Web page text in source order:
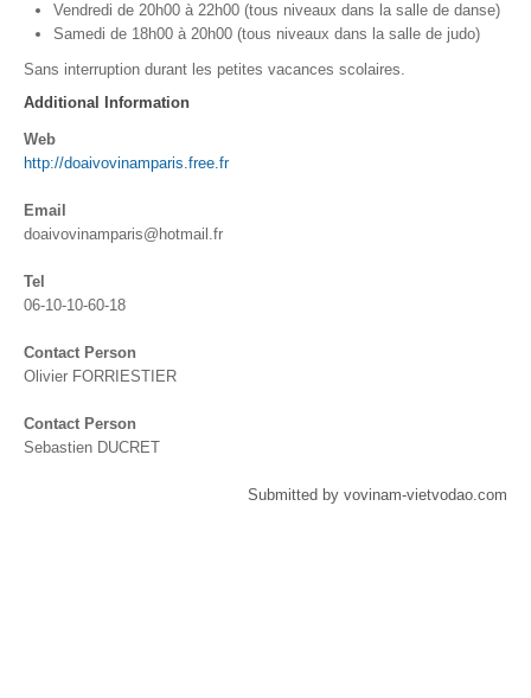
Vendredi de 20h00 à 22h00 (tous niveaux dans la salle de danse)
Samedi de 18h00 à 20h00 (tous niveaux dans la salle de judo)
Sans interruption durant les petites vacances scolaires.
Additional Information
Web
http://doaivovinamparis.free.fr
Email
doaivovinamparis@hotmail.fr
Tel
06-10-10-60-18
Contact Person
Olivier FORRIESTIER
Contact Person
Sebastien DUCRET
Submitted by vovinam-vietvodao.com